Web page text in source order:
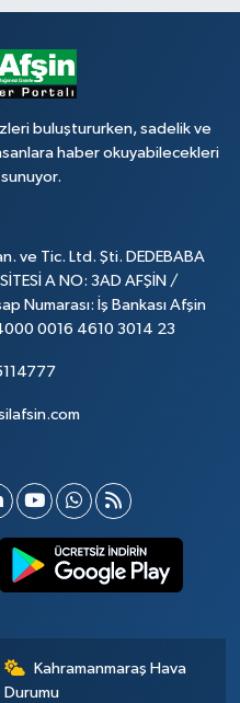
buluştururken, sadelik ve
haber okuyabilecekleri
ve Tic. Ltd. Şti. DEDEBABA
A NO: 3AD AFŞİN /
Numarası: İş Bankası Afşin
0016 4610 3014 23
Kahramanmaraş Hava
Durumu